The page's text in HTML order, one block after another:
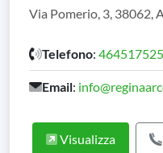
Via Pomerio, 3, 38062,
Telefono: 464517525
Email:
Visualizza